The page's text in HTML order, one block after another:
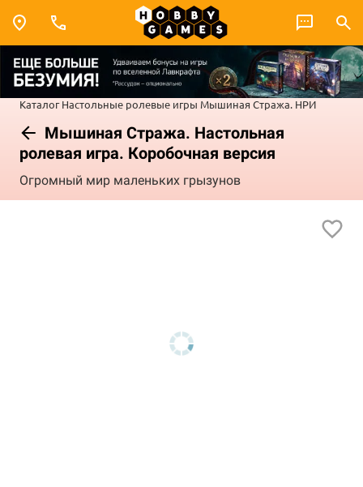
Каталог Настольные ролевые игры Мышиная Стража. НРИ
Мышиная Стража. Настольная
ролевая игра. Коробочная версия
Огромный мир маленьких грызунов